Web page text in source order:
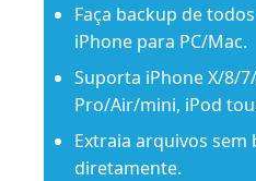
Faça backup de
iPhone para PC/Mac.
Suporta iPhone X/8/
Pro/Air/mini, iPod
Extraia arquivos sem
diretamente.